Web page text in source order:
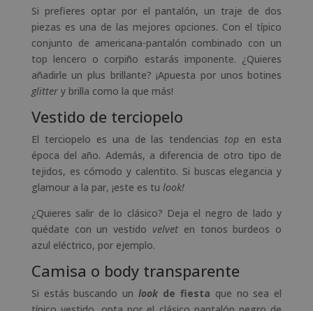
Si prefieres optar por el pantalón, un traje de dos
piezas es una de las mejores opciones. Con el típico
conjunto de americana-pantalón combinado con un
top lencero o corpiño estarás imponente. ¿Quieres
añadirle un plus brillante? ¡Apuesta por unos botines
glitter y brilla como la que más!
Vestido de terciopelo
El terciopelo es una de las tendencias top en esta
época del año. Además, a diferencia de otro tipo de
tejidos, es cómodo y calentito. Si buscas elegancia y
glamour a la par, ¡este es tu look!
¿Quieres salir de lo clásico? Deja el negro de lado y
quédate con un vestido velvet en tonos burdeos o
azul eléctrico, por ejemplo.
Camisa o body transparente
Si estás buscando unlook de fiesta que no sea el